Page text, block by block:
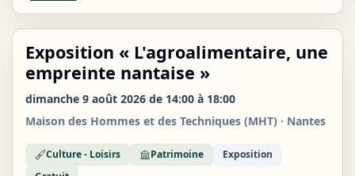
DIM
09
AOÛT
Exposition « L'agroalimentaire, une
empreinte nantaise »
dimanche 9 août 2026 de 14:00 à 18:00
Maison des Hommes et des Techniques (MHT) · Nantes
Culture - Loisirs Patrimoine
Exposition